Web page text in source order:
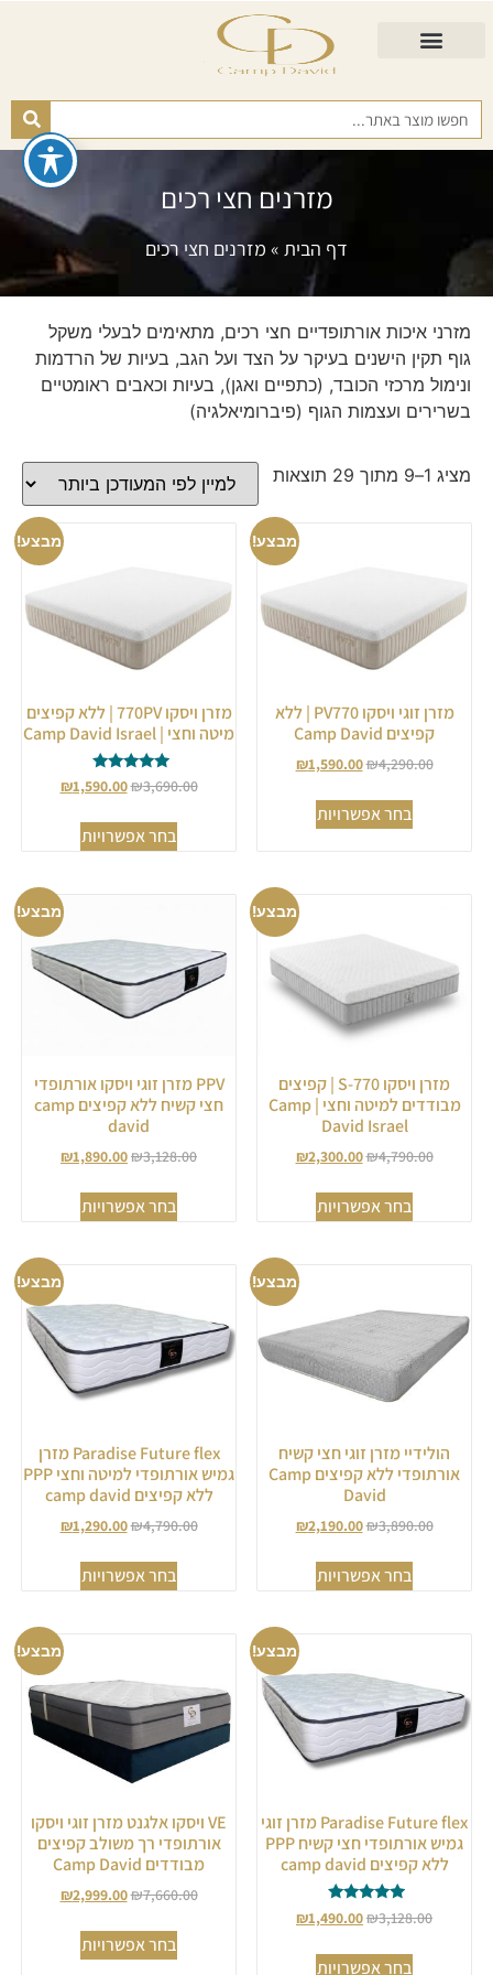
מזרנים חצי רכים
דף הבית » מזרנים חצי רכים
מזרני איכות אורתופדיים חצי רכים, מתאימים לבעלי משקל
גוף תקין הישנים בעיקר על הצד ועל הגב, בעיות של הרדמות
ונימול מרכזי הכובד, (כתפיים ואגן), בעיות וכאבים ראומטיים
בשרירים ועצמות הגוף (פיברומיאלגיה)
מציג 1–9 מתוך 29 תוצאות
מבצע!
מזרן זוגי ויסקו PV770 | ללא
קפיצים Camp David
₪4,290.00
₪1,590.00
בחר אפשרויות
מבצע!
מזרן ויסקו 770PV | ללא קפיצים
מיטה וחצי | Camp David Israel
דורג
5.00
₪3,690.00
₪1,590.00
בחר אפשרויות
מבצע!
מזרן ויסקו 770-S | קפיצים
מבודדים למיטה וחצי | Camp
David Israel
₪4,790.00
₪2,300.00
בחר אפשרויות
מבצע!
PPV מזרן זוגי ויסקו אורתופדי
חצי קשיח ללא קפיצים camp
david
₪3,128.00
₪1,890.00
בחר אפשרויות
מבצע!
הולידיי מזרן זוגי חצי קשיח
אורתופדי ללא קפיצים Camp
David
₪3,890.00
₪2,190.00
בחר אפשרויות
מבצע!
Paradise Future flex מזרן
גמיש אורתופדי למיטה וחצי PPP
ללא קפיצים camp david
₪4,790.00
₪1,290.00
בחר אפשרויות
מבצע!
Paradise Future flex מזרן זוגי
גמיש אורתופדי חצי קשיח PPP
ללא קפיצים camp david
דורג
5.00
₪3,128.00
₪1,490.00
בחר אפשרויות
מבצע!
VE ויסקו אלגנט מזרן זוגי ויסקו
אורתופדי רך משולב קפיצים
מבודדים Camp David
₪7,660.00
₪2,999.00
בחר אפשרויות